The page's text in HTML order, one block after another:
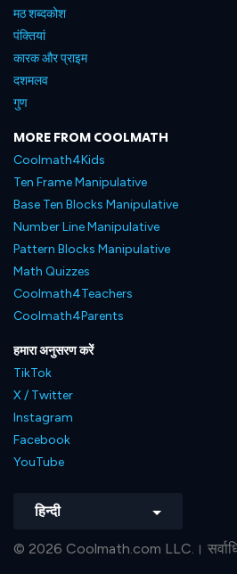
मठ शब्दकोश
पंक्तियां
कारक और प्राइम
दशमलव
गुण
MORE FROM COOLMATH
Coolmath4Kids
Ten Frame Manipulative
Base Ten Blocks Manipulative
Number Line Manipulative
Pattern Blocks Manipulative
Math Quizzes
Coolmath4Teachers
Coolmath4Parents
हमारा अनुसरण करें
TikTok
X / Twitter
Instagram
Facebook
YouTube
हिन्दी
© 2026 Coolmath.com LLC.।